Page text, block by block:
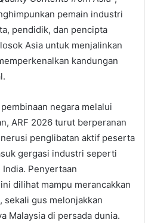
pemain industri
pendidik, dan pencipta
Asia untuk menjalinkan
kandungan
negara melalui
ARF 2026 turut berperanan
penglibatan aktif peserta
gergasi industri seperti
Penyertaan
dilihat mampu merancakkan
sekali gus melonjakkan
Malaysia di persada dunia.